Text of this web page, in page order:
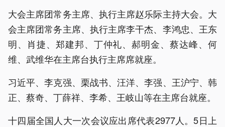
大会主席团常务主席、执行主席赵乐际主持大会。大
会主席团常务主席、执行主席李干杰、李鸿忠、王东
明、肖捷、郑建邦、丁仲礼、郝明金、蔡达峰、何
维、武维华在主席台执行主席席就座。
习近平、李克强、栗战书、汪洋、李强、王沪宁、韩
正、蔡奇、丁薛祥、李希、王岐山等在主席台就座。
十四届全国人大一次会议应出席代表2977人。5日上